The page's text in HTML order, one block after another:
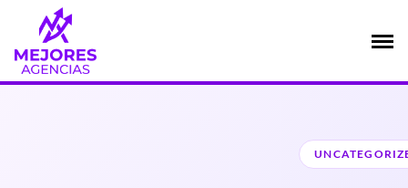
contenido